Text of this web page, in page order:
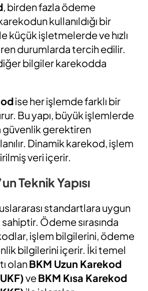
, birden fazla ödeme
kullanıldığı bir
küçük işletmelerde ve hızlı
durumlarda tercih edilir.
bilgiler karekodda
ise her işlemde farklı bir
Bu yapı, büyük işlemlerde
güvenlik gerektiren
Dinamik karekod, işlem
veri içerir.
Teknik Yapısı
standartlara uygun
sahiptir. Ödeme sırasında
işlem bilgilerini, ödeme
bilgilerini içerir. İki temel
olanBKM Uzun Karekod
veBKM Kısa Karekod